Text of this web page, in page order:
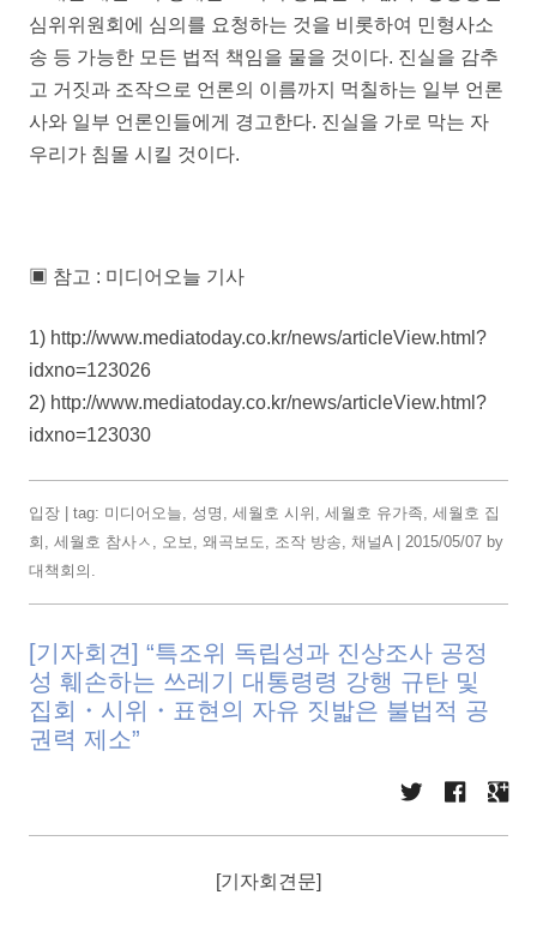
심위위원회에 심의를 요청하는 것을 비롯하여 민형사소
송 등 가능한 모든 법적 책임을 물을 것이다. 진실을 감추
고 거짓과 조작으로 언론의 이름까지 먹칠하는 일부 언론
사와 일부 언론인들에게 경고한다. 진실을 가로 막는 자
우리가 침몰 시킬 것이다.
▣ 참고 : 미디어오늘 기사
1) http://www.mediatoday.co.kr/news/articleView.html?
idxno=123026
2) http://www.mediatoday.co.kr/news/articleView.html?
idxno=123030
입장 | tag: 미디어오늘, 성명 , 세월호 시위 , 세월호 유가족, 세월호 집
회 , 세월호 참사ㅅ , 오보, 왜곡보도, 조작 방송, 채널A| 2015/05/07 by
대책회의 .
[기자회견] “특조위 독립성과 진상조사 공정
성 훼손하는 쓰레기 대통령령 강행 규탄 및
집회・시위・표현의 자유 짓밟은 불법적 공
권력 제소”
[기자회견문]